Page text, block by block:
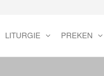
LITURGIE PREKEN